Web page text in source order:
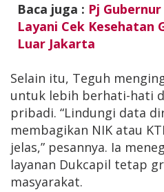
Baca juga : Pj
Layani Cek Kesehatan
Luar Jakarta
Selain itu, Teguh
untuk lebih berhati-hati
pribadi. “Lindungi data
membagikan NIK atau
jelas,” pesannya. Ia
layanan Dukcapil tetap
masyarakat.